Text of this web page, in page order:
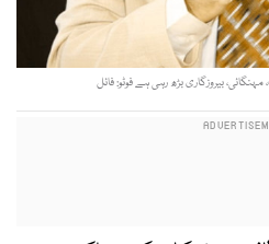
بیروزگاری بڑھ رہی ہے فوٹو: فائل